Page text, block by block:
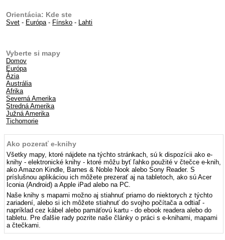
Orientácia: Kde ste
Svet - Európa- Fínsko - Lahti
Vyberte si mapy
Domov
Európa
Ázia
Austrália
Afrika
Severná Amerika
Stredná Amerika
Južná Amerika
Tichomorie
Ako pozerať e-knihy
Všetky mapy, ktoré nájdete na týchto stránkach, sú k dispozícii ako e-
knihy - elektronické knihy - ktoré môžu byť ľahko použité v čtečce e-knih,
ako Amazon Kindle, Barnes & Noble Nook alebo Sony Reader. S
príslušnou aplikáciou ich môžete prezerať aj na tabletoch, ako sú Acer
Iconia (Android) a Apple iPad alebo na PC.
Naše knihy s mapami možno aj stiahnuť priamo do niektorych z týchto
zariadení, alebo si ich môžete stiahnuť do svojho počítača a odtiaľ -
napríklad cez kábel alebo pamäťovú kartu - do ebook readera alebo do
tabletu. Pre ďalšie rady pozrite naše články o práci s e-knihami, mapami
a čtečkami.